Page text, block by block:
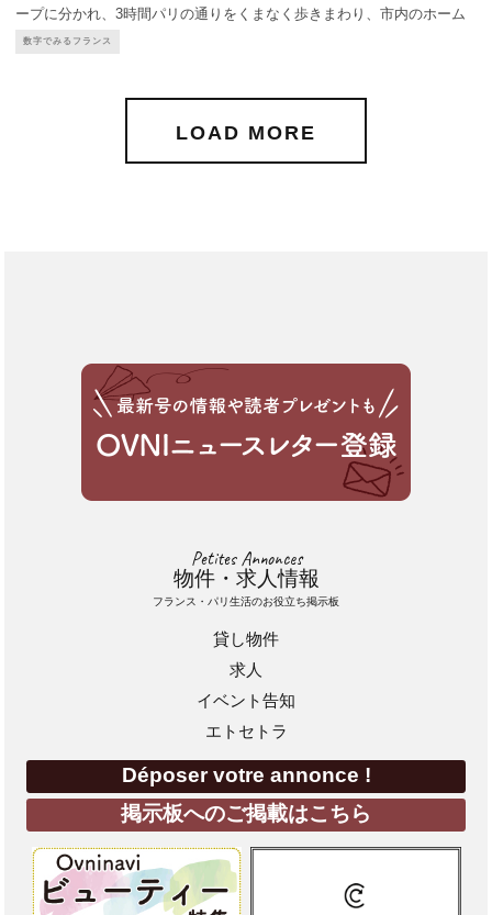
ープに分かれ、3時間パリの通りをくまなく歩きまわり、市内のホーム
レスの人たちの実情を調査。21日の発表では、パリのホームレスは3624
数字でみるフランス
LOAD MORE
Petites Annonces
物件・求人情報
フランス・パリ生活のお役立ち掲示板
貸し物件
求人
イベント告知
エトセトラ
Déposer votre annonce !
掲示板へのご掲載はこちら